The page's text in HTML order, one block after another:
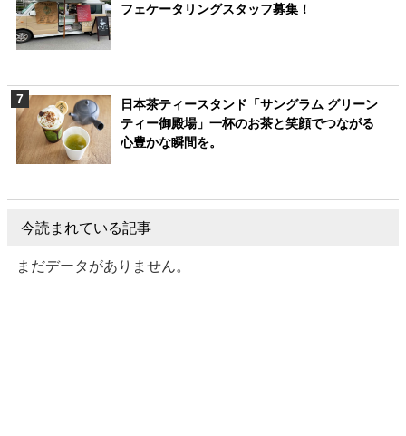
フェケータリングスタッフ募集！
日本茶ティースタンド「サングラム グリーン
ティー御殿場」一杯のお茶と笑顔でつながる
心豊かな瞬間を。
今読まれている記事
まだデータがありません。